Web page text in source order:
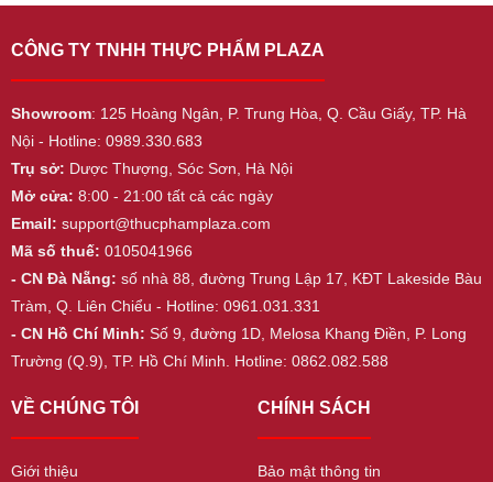
CÔNG TY TNHH THỰC PHẨM PLAZA
Showroom: 125 Hoàng Ngân, P. Trung Hòa, Q. Cầu Giấy, TP. Hà
Nội - Hotline: 0989.330.683
Trụ sở: Dược Thượng, Sóc Sơn, Hà Nội
Mở cửa: 8:00 - 21:00 tất cả các ngày
Email: support@thucphamplaza.com
Mã số thuế: 0105041966
- CN Đà Nẵng: số nhà 88, đường Trung Lập 17, KĐT Lakeside Bàu
Tràm, Q. Liên Chiểu - Hotline: 0961.031.331
- CN Hồ Chí Minh: Số 9, đường 1D, Melosa Khang Điền, P. Long
Trường (Q.9), TP. Hồ Chí Minh. Hotline: 0862.082.588
VỀ CHÚNG TÔI
Giới thiệu
CHÍNH SÁCH
Bảo mật thông tin